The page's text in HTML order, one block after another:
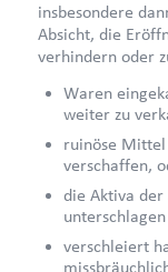
insbesondere
Absicht, die
verhindern oder
Waren
weiter zu
ruinöse Mittel
verschaffen,
die Aktiva der
verschleiert